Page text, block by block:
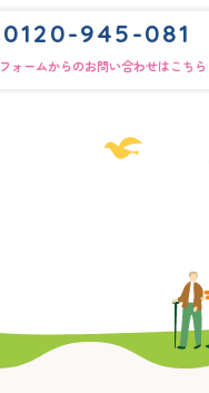
0120-945-081
フォームからのお問い合わせはこちら